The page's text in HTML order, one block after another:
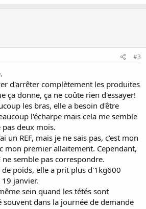
#3
d'arrêter complètement les produites
ça donne, ça ne coûte rien d'essayer!
les bras, elle a besoin d'être
l'écharpe mais cela me semble
deux mois.
un REF, mais je ne sais pas, c'est mon
mon premier allaitement. Cependant,
ne semble pas correspondre.
de poids, elle a prit plus d'1kg600
janvier.
sein quand les tétés sont
dans la journée de demande